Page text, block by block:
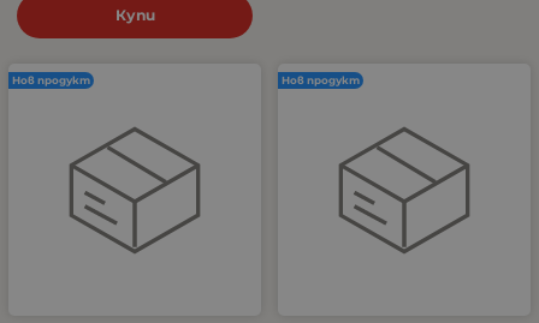
Купи
Нов продукт Нов продукт